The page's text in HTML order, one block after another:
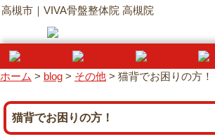
高槻市｜VIVA骨盤整体院 高槻院
ホーム > blog > その他 > 猫背でお困りの方！
猫背でお困りの方！